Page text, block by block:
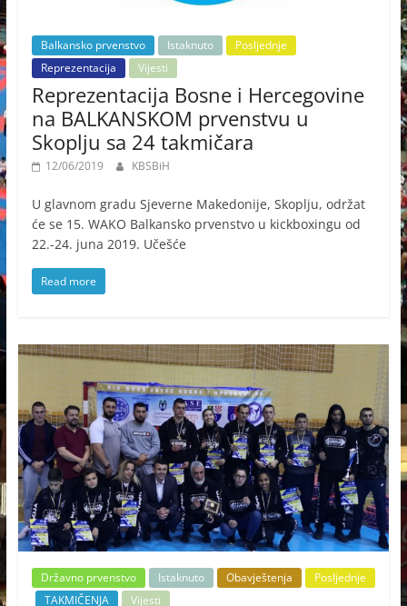
Balkansko prvenstvo Istaknuto
Posljednje
Reprezentacija
Vijesti
Reprezentacija Bosne i Hercegovine
na BALKANSKOM prvenstvu u
Skoplju sa 24 takmičara
12/06/2019 KBSBiH
U glavnom gradu Sjeverne Makedonije, Skoplju, održat
će se 15. WAKO Balkansko prvenstvo u kickboxingu od
22.-24. juna 2019. Učešće
Read more
Državno prvenstvo Istaknuto Obavještenja
Posljednje
TAKMIČENJA
Vijesti